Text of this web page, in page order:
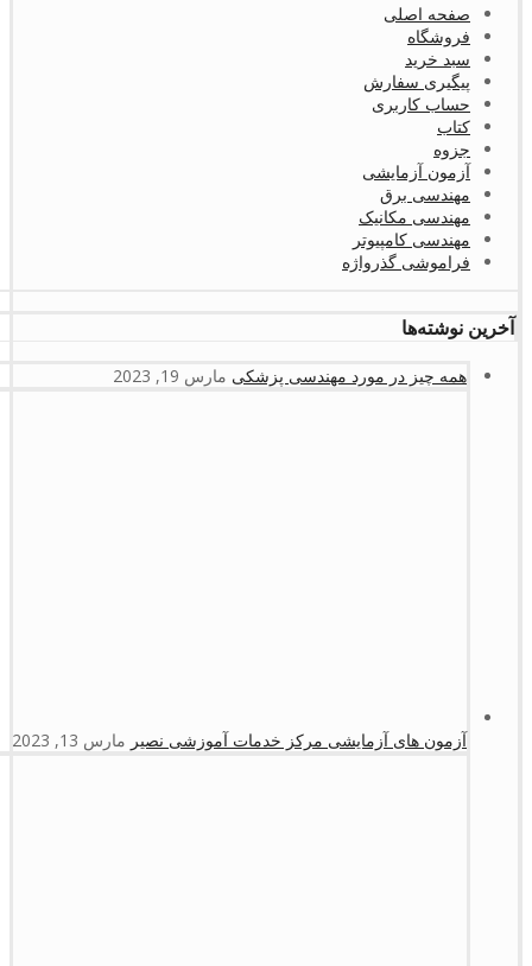
صفحه اصلی
فروشگاه
سبد خرید
پیگیری سفارش
حساب کاربری
کتاب
جزوه
آزمون آزمایشی
مهندسی برق
مهندسی مکانیک
مهندسی کامپیوتر
فراموشی گذرواژه
آخرین نوشته‌ها
همه چیز در مورد مهندسی پزشکی مارس 19, 2023
آزمون های آزمایشی مرکز خدمات آموزشی نصیر مارس 13, 2023